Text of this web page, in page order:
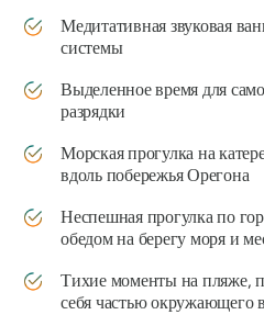
Медитативная звуковая
системы
Выделенное время для
разрядки
Морская прогулка на
вдоль побережья Орегона
Неспешная прогулка по
обедом на берегу моря и
Тихие моменты на пляже,
себя частью окружающего